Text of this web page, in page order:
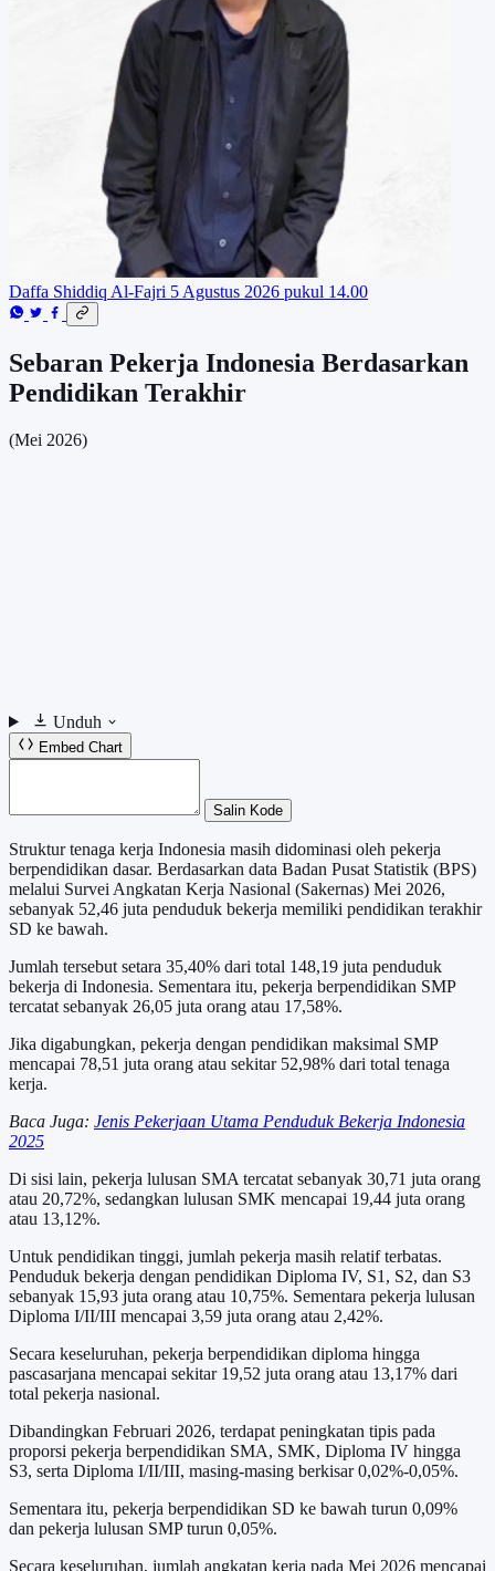
Daffa Shiddiq Al-Fajri 5 Agustus 2026 pukul 14.00
Sebaran Pekerja Indonesia Berdasarkan
Pendidikan Terakhir
(Mei 2026)
Unduh
Embed Chart
Salin Kode
Struktur tenaga kerja Indonesia masih didominasi oleh pekerja
berpendidikan dasar. Berdasarkan data Badan Pusat Statistik (BPS)
melalui Survei Angkatan Kerja Nasional (Sakernas) Mei 2026,
sebanyak 52,46 juta penduduk bekerja memiliki pendidikan terakhir
SD ke bawah.
Jumlah tersebut setara 35,40% dari total 148,19 juta penduduk
bekerja di Indonesia. Sementara itu, pekerja berpendidikan SMP
tercatat sebanyak 26,05 juta orang atau 17,58%.
Jika digabungkan, pekerja dengan pendidikan maksimal SMP
mencapai 78,51 juta orang atau sekitar 52,98% dari total tenaga
kerja.
Baca Juga: Jenis Pekerjaan Utama Penduduk Bekerja Indonesia
2025
Di sisi lain, pekerja lulusan SMA tercatat sebanyak 30,71 juta orang
atau 20,72%, sedangkan lulusan SMK mencapai 19,44 juta orang
atau 13,12%.
Untuk pendidikan tinggi, jumlah pekerja masih relatif terbatas.
Penduduk bekerja dengan pendidikan Diploma IV, S1, S2, dan S3
sebanyak 15,93 juta orang atau 10,75%. Sementara pekerja lulusan
Diploma I/II/III mencapai 3,59 juta orang atau 2,42%.
Secara keseluruhan, pekerja berpendidikan diploma hingga
pascasarjana mencapai sekitar 19,52 juta orang atau 13,17% dari
total pekerja nasional.
Dibandingkan Februari 2026, terdapat peningkatan tipis pada
proporsi pekerja berpendidikan SMA, SMK, Diploma IV hingga
S3, serta Diploma I/II/III, masing-masing berkisar 0,02%-0,05%.
Sementara itu, pekerja berpendidikan SD ke bawah turun 0,09%
dan pekerja lulusan SMP turun 0,05%.
Secara keseluruhan, jumlah angkatan kerja pada Mei 2026 mencapai